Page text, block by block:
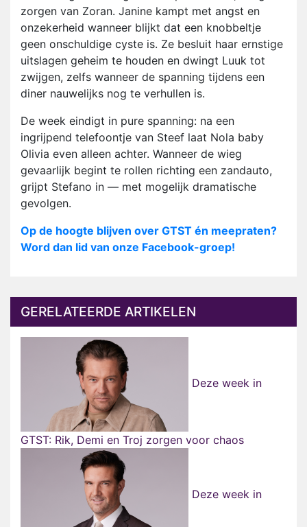
zorgen van Zoran. Janine kampt met angst en
onzekerheid wanneer blijkt dat een knobbeltje
geen onschuldige cyste is. Ze besluit haar ernstige
uitslagen geheim te houden en dwingt Luuk tot
zwijgen, zelfs wanneer de spanning tijdens een
diner nauwelijks nog te verhullen is.
De week eindigt in pure spanning: na een
ingrijpend telefoontje van Steef laat Nola baby
Olivia even alleen achter. Wanneer de wieg
gevaarlijk begint te rollen richting een zandauto,
grijpt Stefano in — met mogelijk dramatische
gevolgen.
Op de hoogte blijven over GTST én meepraten?
Word dan lid van onze Facebook-groep!
GERELATEERDE ARTIKELEN
Deze week in
GTST: Rik, Demi en Troj zorgen voor chaos
Deze week in